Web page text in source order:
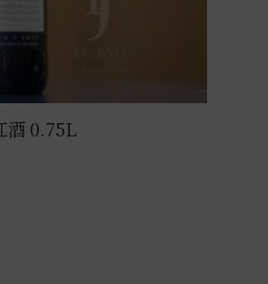
酒 0.75L